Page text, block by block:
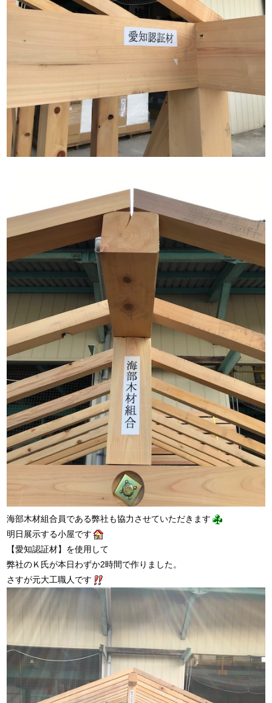
海部木材組合員である弊社も協力させていただきます
明日展示する小屋です
【愛知認証材】を使用して
弊社のＫ氏が本日わずか2時間で作りました。
さすが元大工職人です